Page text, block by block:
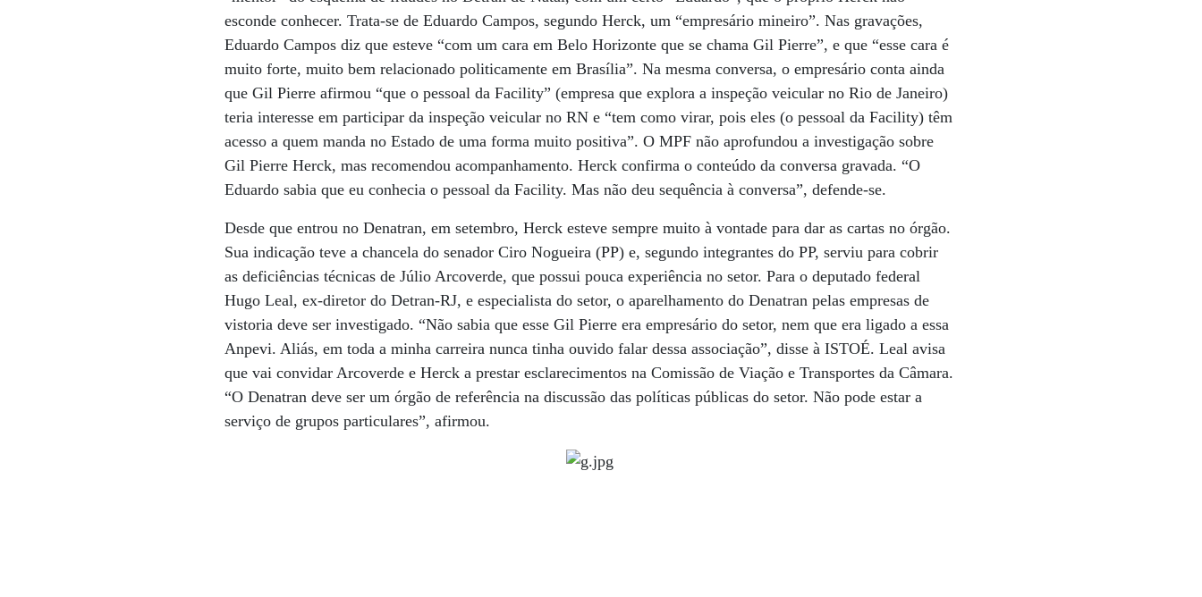
esconde conhecer. Trata-se de Eduardo Campos, segundo Herck, um “empresário mineiro”. Nas gravações,
Eduardo Campos diz que esteve “com um cara em Belo Horizonte que se chama Gil Pierre”, e que “esse cara é
muito forte, muito bem relacionado politicamente em Brasília”. Na mesma conversa, o empresário conta ainda
que Gil Pierre afirmou “que o pessoal da Facility” (empresa que explora a inspeção veicular no Rio de Janeiro)
teria interesse em participar da inspeção veicular no RN e “tem como virar, pois eles (o pessoal da Facility) têm
acesso a quem manda no Estado de uma forma muito positiva”. O MPF não aprofundou a investigação sobre
Gil Pierre Herck, mas recomendou acompanhamento. Herck confirma o conteúdo da conversa gravada. “O
Eduardo sabia que eu conhecia o pessoal da Facility. Mas não deu sequência à conversa”, defende-se.
Desde que entrou no Denatran, em setembro, Herck esteve sempre muito à vontade para dar as cartas no órgão.
Sua indicação teve a chancela do senador Ciro Nogueira (PP) e, segundo integrantes do PP, serviu para cobrir
as deficiências técnicas de Júlio Arcoverde, que possui pouca experiência no setor. Para o deputado federal
Hugo Leal, ex-diretor do Detran-RJ, e especialista do setor, o aparelhamento do Denatran pelas empresas de
vistoria deve ser investigado. “Não sabia que esse Gil Pierre era empresário do setor, nem que era ligado a essa
Anpevi. Aliás, em toda a minha carreira nunca tinha ouvido falar dessa associação”, disse à ISTOÉ. Leal avisa
que vai convidar Arcoverde e Herck a prestar esclarecimentos na Comissão de Viação e Transportes da Câmara.
“O Denatran deve ser um órgão de referência na discussão das políticas públicas do setor. Não pode estar a
serviço de grupos particulares”, afirmou.